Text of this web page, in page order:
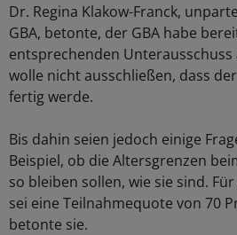
Dr. Regina Klakow-Franck,
GBA, betonte, der GBA habe
entsprechenden Unterausschuss
wolle nicht ausschließen, dass
fertig werde.
Bis dahin seien jedoch einige
Beispiel, ob die Altersgrenzen
so bleiben sollen, wie sie sind.
sei eine Teilnahmequote von 70
betonte sie.